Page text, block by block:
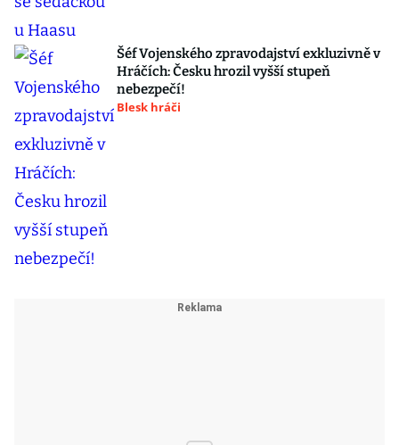
Šéf Vojenského zpravodajství exkluzivně v
Hráčích: Česku hrozil vyšší stupeň
nebezpečí!
Blesk hráči